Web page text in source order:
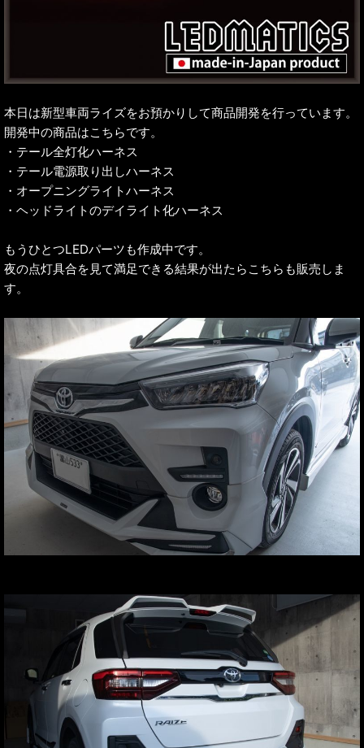
本日は新型車両ライズをお預かりして商品開発を行っています。
開発中の商品はこちらです。
・テール全灯化ハーネス
・テール電源取り出しハーネス
・オープニングライトハーネス
・ヘッドライトのデイライト化ハーネス
もうひとつLEDパーツも作成中です。
夜の点灯具合を見て満足できる結果が出たらこちらも販売しま
す。